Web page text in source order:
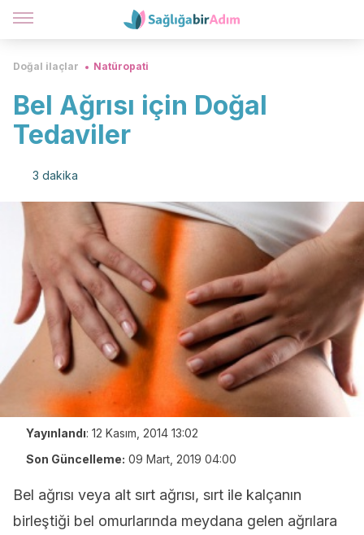
Doğal ilaçlar Natüropati
Bel Ağrısı için Doğal
Tedaviler
3 dakika
Yayınlandı: 12 Kasım, 2014 13:02
Son Güncelleme: 09 Mart, 2019 04:00
Bel ağrısı veya alt sırt ağrısı, sırt ile kalçanın
birleştiği bel omurlarında meydana gelen ağrılara